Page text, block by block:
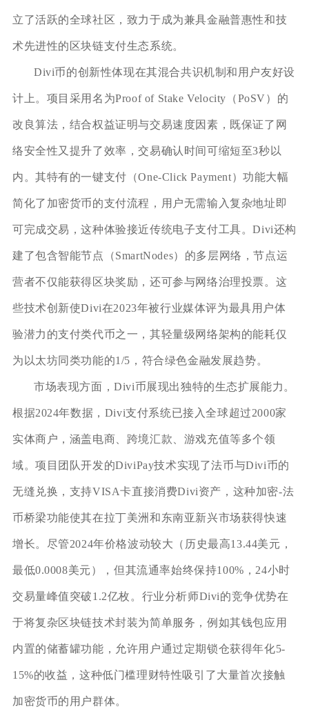
立了活跃的全球社区，致力于成为兼具金融普惠性和技
术先进性的区块链支付生态系统。
Divi币的创新性体现在其混合共识机制和用户友好设
计上。项目采用名为Proof of Stake Velocity（PoSV）的
改良算法，结合权益证明与交易速度因素，既保证了网
络安全性又提升了效率，交易确认时间可缩短至3秒以
内。其特有的一键支付（One-Click Payment）功能大幅
简化了加密货币的支付流程，用户无需输入复杂地址即
可完成交易，这种体验接近传统电子支付工具。Divi还构
建了包含智能节点（SmartNodes）的多层网络，节点运
营者不仅能获得区块奖励，还可参与网络治理投票。这
些技术创新使Divi在2023年被行业媒体评为最具用户体
验潜力的支付类代币之一，其轻量级网络架构的能耗仅
为以太坊同类功能的1/5，符合绿色金融发展趋势。
市场表现方面，Divi币展现出独特的生态扩展能力。
根据2024年数据，Divi支付系统已接入全球超过2000家
实体商户，涵盖电商、跨境汇款、游戏充值等多个领
域。项目团队开发的DiviPay技术实现了法币与Divi币的
无缝兑换，支持VISA卡直接消费Divi资产，这种加密-法
币桥梁功能使其在拉丁美洲和东南亚新兴市场获得快速
增长。尽管2024年价格波动较大（历史最高13.44美元，
最低0.0008美元），但其流通率始终保持100%，24小时
交易量峰值突破1.2亿枚。行业分析师Divi的竞争优势在
于将复杂区块链技术封装为简单服务，例如其钱包应用
内置的储蓄罐功能，允许用户通过定期锁仓获得年化5-
15%的收益，这种低门槛理财特性吸引了大量首次接触
加密货币的用户群体。